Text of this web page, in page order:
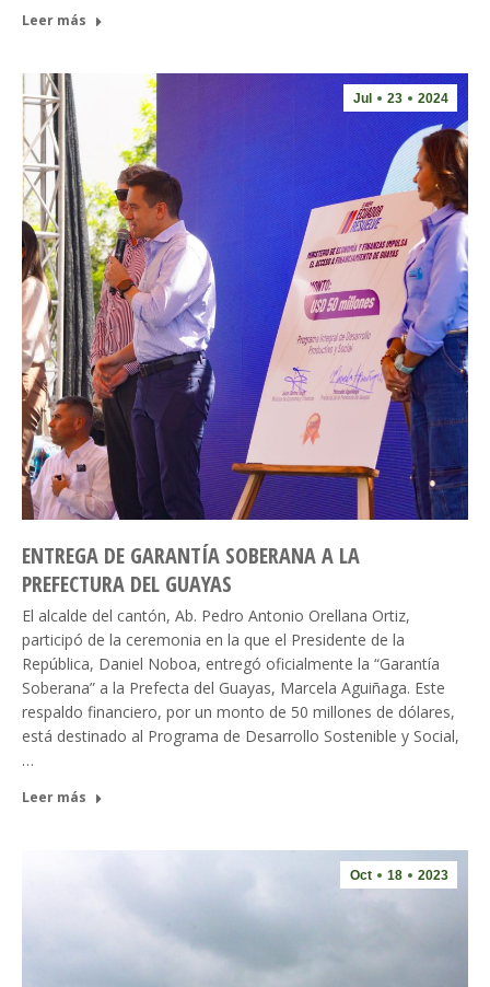
Leer más
Jul 23 2024
ENTREGA DE GARANTÍA SOBERANA A LA
PREFECTURA DEL GUAYAS
El alcalde del cantón, Ab. Pedro Antonio Orellana Ortiz,
participó de la ceremonia en la que el Presidente de la
República, Daniel Noboa, entregó oficialmente la “Garantía
Soberana” a la Prefecta del Guayas, Marcela Aguiñaga. Este
respaldo financiero, por un monto de 50 millones de dólares,
está destinado al Programa de Desarrollo Sostenible y Social,
…
Leer más
Oct 18 2023